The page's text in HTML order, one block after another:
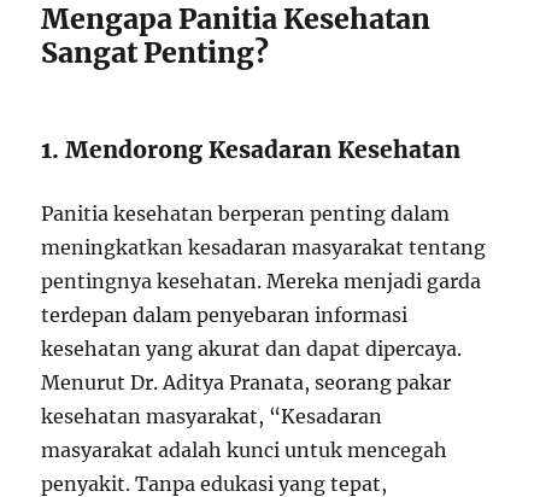
Mengapa Panitia Kesehatan
Sangat Penting?
1. Mendorong Kesadaran Kesehatan
Panitia kesehatan berperan penting dalam
meningkatkan kesadaran masyarakat tentang
pentingnya kesehatan. Mereka menjadi garda
terdepan dalam penyebaran informasi
kesehatan yang akurat dan dapat dipercaya.
Menurut Dr. Aditya Pranata, seorang pakar
kesehatan masyarakat, “Kesadaran
masyarakat adalah kunci untuk mencegah
penyakit. Tanpa edukasi yang tepat,